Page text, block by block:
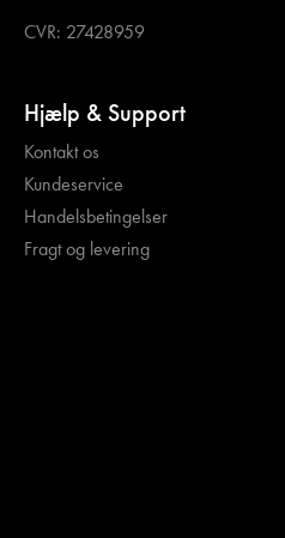
CVR: 27428959
Hjælp & Support
Kontakt os
Kundeservice
Handelsbetingelser
Fragt og levering